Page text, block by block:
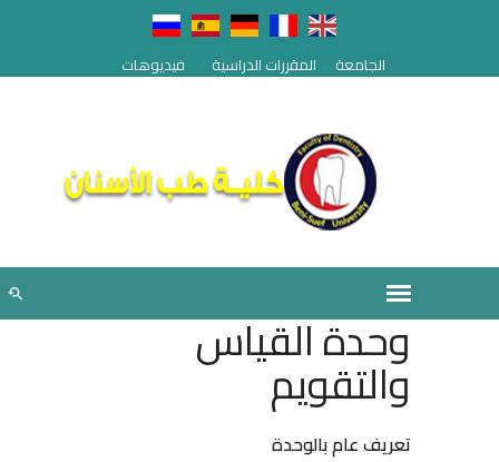
الجامعة المقررات الدراسية فيديوهات
وحدة القياس
والتقويم
تعريف عام بالوحدة